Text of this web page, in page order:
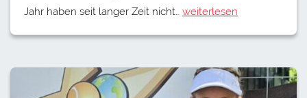
Jahr haben seit langer Zeit nicht… weiterlesen